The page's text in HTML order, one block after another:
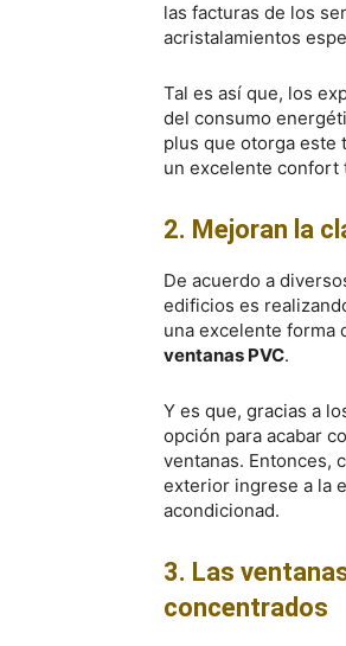
las facturas de los
acristalamientos
Tal es así que, los
del consumo
plus que otorga este
un excelente confort
2. Mejoran la
De acuerdo a
edificios es
una excelente forma
ventanas PVC.
Y es que, gracias a
opción para acabar
ventanas. Entonces,
exterior ingrese a la
acondicionad.
3. Las
concentrados